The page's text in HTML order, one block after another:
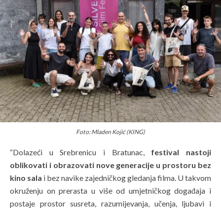
Foto: Mladen Kojić (KING)
“Dolazeći u Srebrenicu i Bratunac, festival nastoji
oblikovati i obrazovati nove generacije u prostoru bez
kino sala i bez navike zajedničkog gledanja filma. U takvom
okruženju on prerasta u više od umjetničkog događaja i
postaje prostor susreta, razumijevanja, učenja, ljubavi i